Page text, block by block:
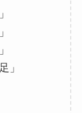
」